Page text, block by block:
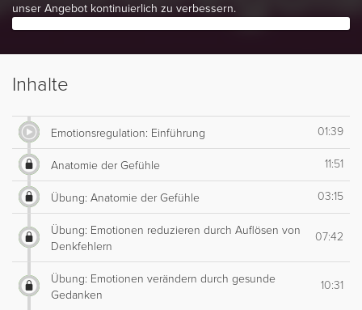
unser Angebot kontinuierlich zu verbessern.
Inhalte
Emotionsregulation: Einführung 01:39
Anatomie der Gefühle 11:51
Übung: Anatomie der Gefühle 03:15
Übung: Emotionen reduzieren durch Auflösen von
Denkfehlern
07:42
Übung: Emotionen verändern durch gesunde
Gedanken
10:31